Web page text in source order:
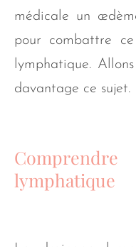
médicale un
pour combattre
lymphatique.
davantage ce sujet.
lymphatique